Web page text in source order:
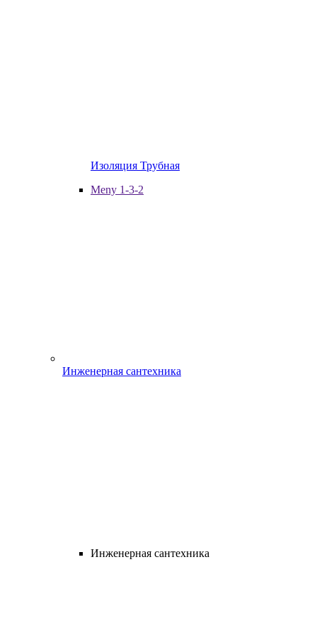
Изоляция Трубная
Meny 1-3-2
Инженерная сантехника
Инженерная сантехника